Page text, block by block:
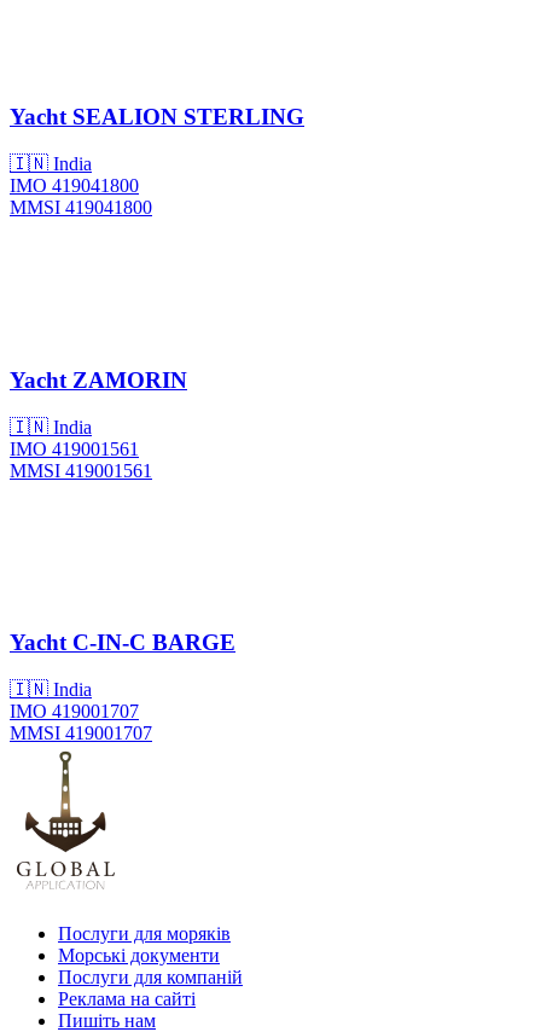
YachtSEALION STERLING
🇮🇳 India
IMO 419041800
MMSI 419041800
Yacht ZAMORIN
🇮🇳 India
IMO 419001561
MMSI 419001561
YachtC-IN-C BARGE
🇮🇳 India
IMO 419001707
MMSI 419001707
Послуги для моряків
Морські документи
Послуги для компаній
Реклама на сайті
Пишіть нам